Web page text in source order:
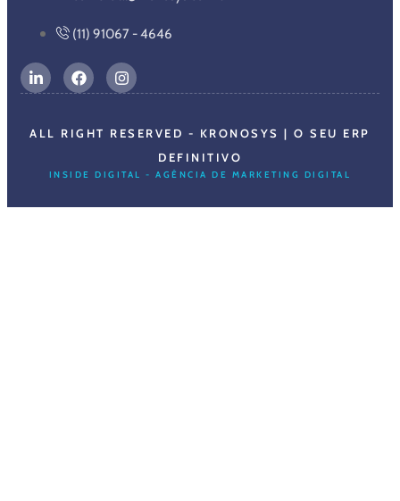
(11) 91067 - 4646
ALL RIGHT RESERVED - KRONOSYS | O SEU ERP
DEFINITIVO
INSIDE DIGITAL - AGÊNCIA DE MARKETING DIGITAL